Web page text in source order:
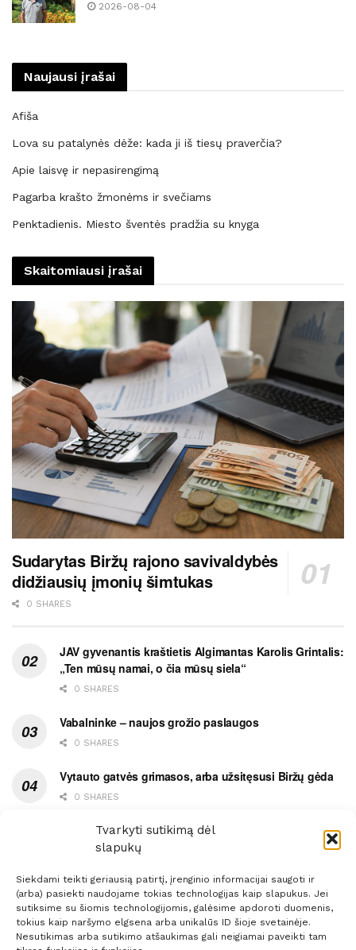
Tvarkyti sutikimą dėl
slapukų
Siekdami teikti geriausią patirtį, įrenginio informacijai saugoti ir
(arba) pasiekti naudojame tokias technologijas kaip slapukus. Jei
sutiksime su šiomis technologijomis, galėsime apdoroti duomenis,
tokius kaip naršymo elgsena arba unikalūs ID šioje svetainėje.
Nesutikimas arba sutikimo atšaukimas gali neigiamai paveikti tam
2026-08-04
Naujausi įrašai
Afiša
Lova su patalynės dėže: kada ji iš tiesų praverčia?
Apie laisvę ir nepasirengimą
Pagarba krašto žmonėms ir svečiams
Penktadienis. Miesto šventės pradžia su knyga
Skaitomiausi įrašai
Sudarytas Biržų rajono savivaldybės
didžiausių įmonių šimtukas
0 SHARES
JAV gyvenantis kraštietis Algimantas Karolis Grintalis:
„Ten mūsų namai, o čia mūsų siela“
0 SHARES
Vabalninke – naujos grožio paslaugos
0 SHARES
Vytauto gatvės grimasos, arba užsitęsusi Biržų gėda
0 SHARES
Pietų metas pažymėtas avarija
0 SHARES